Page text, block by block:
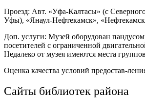
Проезд: Авт. «Уфа-Калтасы» (с Северного
Уфы), «Янаул-Нефтекамск»,
Доп. услуги: Музей оборудован
посетителей с ограниченной
Недалеко от музея имеются места
Оценка качества условий предостав-
Сайты библиотек района